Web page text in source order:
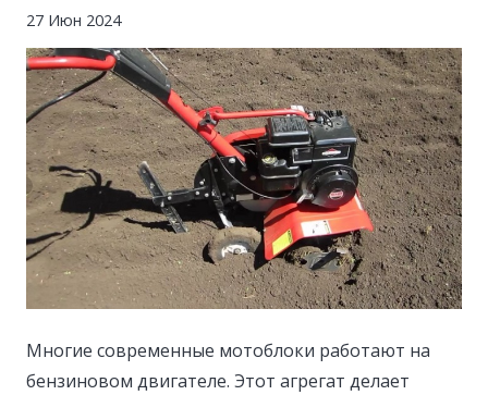
27 Июн 2024
Многие современные мотоблоки работают на
бензиновом двигателе. Этот агрегат делает